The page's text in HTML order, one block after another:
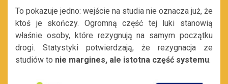
To pokazuje jedno: wejście na studia nie oznacza już, że
ktoś je skończy. Ogromną część tej luki stanowią
właśnie osoby, które rezygnują na samym początku
drogi. Statystyki potwierdzają, że rezygnacja ze
studiów to nie margines, ale istotna część systemu.